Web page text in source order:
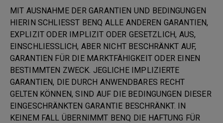
MIT AUSNAHME DER GARANTIEN UND BEDINGUNGEN
HIERIN SCHLIESST BENQ ALLE ANDEREN GARANTIEN,
EXPLIZIT ODER IMPLIZIT ODER GESETZLICH, AUS,
EINSCHLIESSLICH, ABER NICHT BESCHRÄNKT AUF,
GARANTIEN FÜR DIE MARKTFÄHIGKEIT ODER EINEN
BESTIMMTEN ZWECK. JEGLICHE IMPLIZIERTE
GARANTIEN, DIE DURCH ANWENDBARES RECHT
GELTEN KÖNNEN, SIND AUF DIE BEDINGUNGEN DIESER
EINGESCHRÄNKTEN GARANTIE BESCHRÄNKT. IN
KEINEM FALL ÜBERNIMMT BENQ DIE HAFTUNG FÜR